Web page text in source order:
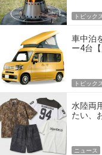
トピック
車中泊
ー4台
トピック
水陸両
たい、
ニュース